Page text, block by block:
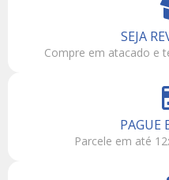
SEJA
Compre em atacado e
PAGUE
Parcele em até